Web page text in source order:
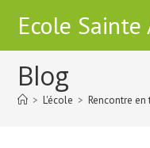
content
Ecole
Blog
> L'école > Rencontre en